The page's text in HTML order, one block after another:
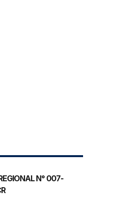
N° 007-